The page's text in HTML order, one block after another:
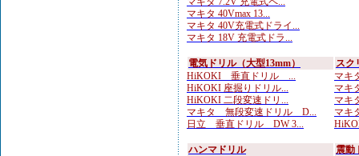
マキタ 40Vmax 13...
マキタ 40V充電式ドライ...
マキタ 18V 充電式ドラ...
電気ドリル（大型13mm）
HiKOKI 垂直ドリル ...
HiKOKI 座掘りドリル...
HiKOKI 二段変速ドリ...
マキタ 無段変速ドリル D...
日立 垂直ドリル DW 3...
スク
マキ
マキ
マキ
マキ
ハンマドリル
震動